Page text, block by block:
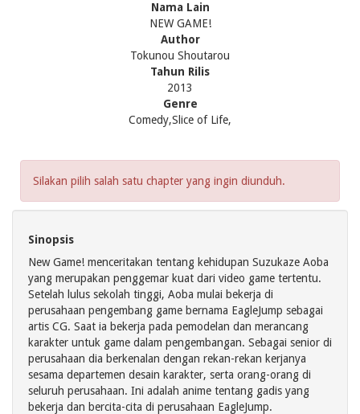
Nama Lain
NEW GAME!
Author
Tokunou Shoutarou
Tahun Rilis
2013
Genre
Comedy,Slice of Life,
Silakan pilih salah satu chapter yang ingin diunduh.
Sinopsis
New Game! menceritakan tentang kehidupan Suzukaze Aoba
yang merupakan penggemar kuat dari video game tertentu.
Setelah lulus sekolah tinggi, Aoba mulai bekerja di
perusahaan pengembang game bernama EagleJump sebagai
artis CG. Saat ia bekerja pada pemodelan dan merancang
karakter untuk game dalam pengembangan. Sebagai senior di
perusahaan dia berkenalan dengan rekan-rekan kerjanya
sesama departemen desain karakter, serta orang-orang di
seluruh perusahaan. Ini adalah anime tentang gadis yang
bekerja dan bercita-cita di perusahaan EagleJump.